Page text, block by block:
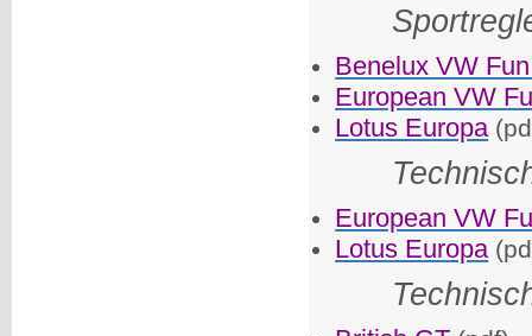
Benelux VW
European VW
Lotus Europa
European VW
Lotus Europa